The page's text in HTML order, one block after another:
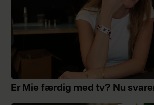
Er Mie færdig med tv? Nu